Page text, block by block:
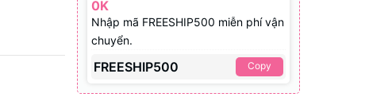
0K
Nhập mã FREESHIP500 miễn phí vận
chuyển.
FREESHIP500 Copy